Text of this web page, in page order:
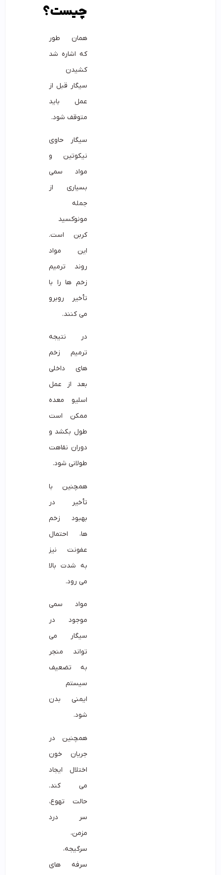
چیست؟
همان طور
که اشاره شد
کشیدن
سیگار قبل از
عمل باید
متوقف شود.
سیگار حاوی
نیکوتین و
مواد سمی
بسیاری از
جمله
مونوکسید
کربن است.
این مواد
روند ترمیم
زخم ها را با
تأخیر روبرو
می کنند.
در نتیجه
ترمیم زخم
های داخلی
بعد از عمل
اسلیو معده
ممکن است
طول بکشد و
دوران نقاهت
طولانی شود.
همچنین با
تأخیر در
بهبود زخم
ها، احتمال
عفونت نیز
به شدت بالا
می رود.
مواد سمی
موجود در
سیگار می
تواند منجر
به تضعیف
سیستم
ایمنی بدن
شود.
همچنین در
جریان خون
اختلال ایجاد
می کند.
حالت تهوع،
سر درد
مزمن،
سرگیجه،
سرفه های